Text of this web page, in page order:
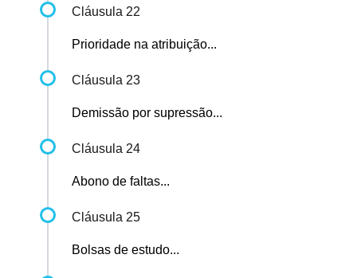
Cláusula 22
Prioridade na atribuição...
Cláusula 23
Demissão por supressão...
Cláusula 24
Abono de faltas...
Cláusula 25
Bolsas de estudo...